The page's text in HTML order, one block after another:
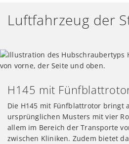
Luftfahrzeug der
H145 mit
Die H145 mit Fünfblattrotor bringt
ursprünglichen Musters mit vier
allem im Bereich der Transporte
zwischen Kliniken. Zudem bietet